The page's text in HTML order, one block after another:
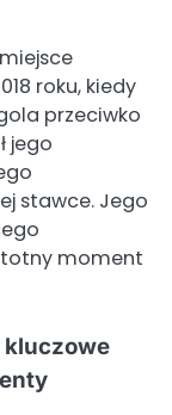
roku, kiedy
przeciwko
jego
stawce. Jego
moment
kluczowe